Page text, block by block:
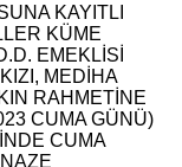
KAYITLI
KÜME
EMEKLİSİ
MEDİHA
RAHMETİNE
CUMA GÜNÜ)
CUMA